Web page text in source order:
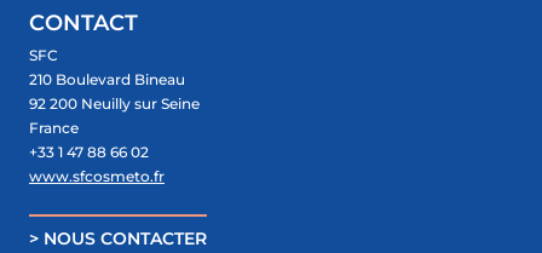
CONTACT
SFC
210 Boulevard Bineau
92 200 Neuilly sur Seine
France
+33 1 47 88 66 02
www.sfcosmeto.fr
> NOUS CONTACTER